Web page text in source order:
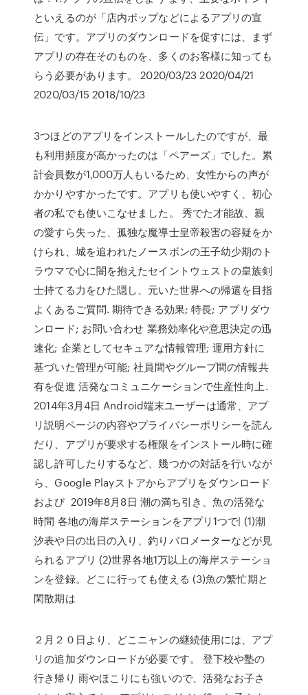
といえるのが「店内ポップなどによるアプリの宣
伝」です。アプリのダウンロードを促すには、まず
アプリの存在そのものを、多くのお客様に知っても
らう必要があります。 2020/03/23 2020/04/21
2020/03/15 2018/10/23
3つほどのアプリをインストールしたのですが、最
も利用頻度が高かったのは「ペアーズ」でした。累
計会員数が1,000万人もいるため、女性からの声が
かかりやすかったです。アプリも使いやすく、初心
者の私でも使いこなせました。 秀でた才能故、親
の愛すら失った、孤独な魔導士皇帝殺害の容疑をか
けられ、城を追われたノースボンの王子幼少期のト
ラウマで心に闇を抱えたセイントウェストの皇族剣
士持てる力をひた隠し、元いた世界への帰還を目指
よくあるご質問. 期待できる効果; 特長; アプリダウ
ンロード; お問い合わせ 業務効率化や意思決定の迅
速化; 企業としてセキュアな情報管理; 運用方針に
基づいた管理が可能; 社員間やグループ間の情報共
有を促進 活発なコミュニケーションで生産性向上.
2014年3月4日 Android端末ユーザーは通常、アプ
リ説明ページの内容やプライバシーポリシーを読ん
だり、アプリが要求する権限をインストール時に確
認し許可したりするなど、幾つかの対話を行いなが
ら、Google Playストアからアプリをダウンロード
および 2019年8月8日 潮の満ち引き、魚の活発な
時間 各地の海岸ステーションをアプリ1つで| (1)潮
汐表や日の出日の入り、釣りバロメーターなどが見
られるアプリ (2)世界各地1万以上の海岸ステーショ
ンを登録。どこに行っても使える (3)魚の繁忙期と
閑散期は
２月２０日より、どこニャンの継続使用には、アプ
リの追加ダウンロードが必要です。 登下校や塾の
行き帰り 雨やほこりにも強いので、活発なお子さ